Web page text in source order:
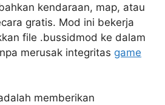
kendaraan, map, atau
gratis. Mod ini bekerja
file .bussidmod ke dalam
merusak integritas game
memberikan